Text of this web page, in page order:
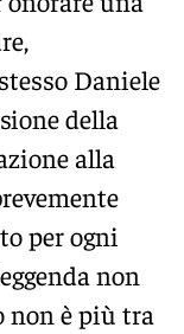
Daniele
della
alla
per ogni
non
non è più tra